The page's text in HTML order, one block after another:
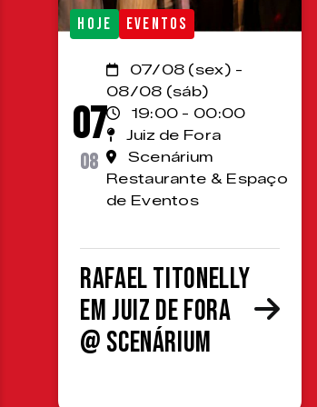
HOJE EVENTOS
07
08
07/08 (sex) -
08/08 (sáb)
19:00 - 00:00
Juiz de Fora
Scenárium
Restaurante & Espaço
de Eventos
Rafael Titonelly
em Juiz de Fora
@ Scenárium